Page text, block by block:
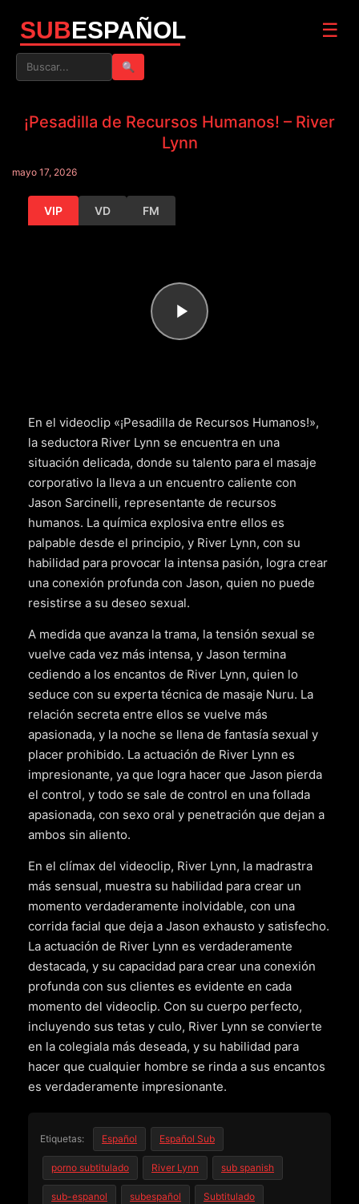
SUBESPAÑOL ☰
🔍
¡Pesadilla de Recursos Humanos! – River
Lynn
mayo 17, 2026
VIP VD FM
En el videoclip «¡Pesadilla de Recursos Humanos!»,
la seductora River Lynn se encuentra en una
situación delicada, donde su talento para el masaje
corporativo la lleva a un encuentro caliente con
Jason Sarcinelli, representante de recursos
humanos. La química explosiva entre ellos es
palpable desde el principio, y River Lynn, con su
habilidad para provocar la intensa pasión, logra crear
una conexión profunda con Jason, quien no puede
resistirse a su deseo sexual.
A medida que avanza la trama, la tensión sexual se
vuelve cada vez más intensa, y Jason termina
cediendo a los encantos de River Lynn, quien lo
seduce con su experta técnica de masaje Nuru. La
relación secreta entre ellos se vuelve más
apasionada, y la noche se llena de fantasía sexual y
placer prohibido. La actuación de River Lynn es
impresionante, ya que logra hacer que Jason pierda
el control, y todo se sale de control en una follada
apasionada, con sexo oral y penetración que dejan a
ambos sin aliento.
En el clímax del videoclip, River Lynn, la madrastra
más sensual, muestra su habilidad para crear un
momento verdaderamente inolvidable, con una
corrida facial que deja a Jason exhausto y satisfecho.
La actuación de River Lynn es verdaderamente
destacada, y su capacidad para crear una conexión
profunda con sus clientes es evidente en cada
momento del videoclip. Con su cuerpo perfecto,
incluyendo sus tetas y culo, River Lynn se convierte
en la colegiala más deseada, y su habilidad para
hacer que cualquier hombre se rinda a sus encantos
es verdaderamente impresionante.
Etiquetas: Español Español Sub
porno subtitulado River Lynn sub spanish
sub-espanol subespañol Subtitulado